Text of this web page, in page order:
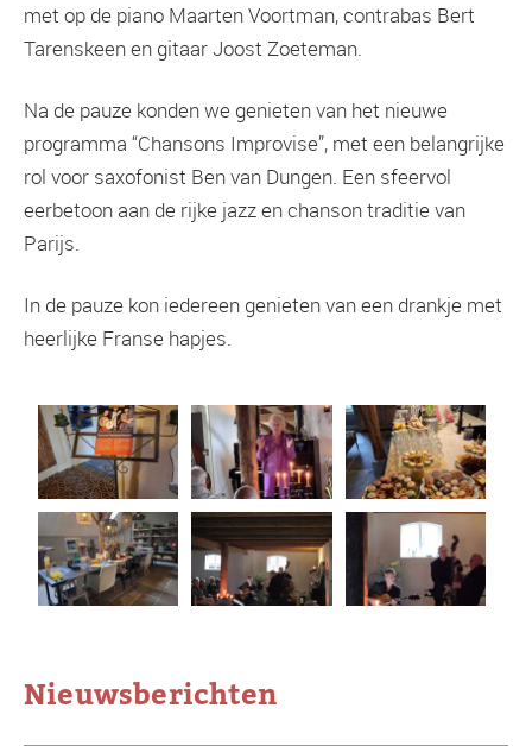
met op de piano Maarten Voortman, contrabas Bert
Tarenskeen en gitaar Joost Zoeteman.
Na de pauze konden we genieten van het nieuwe
programma “Chansons Improvise”, met een belangrijke
rol voor saxofonist Ben van Dungen. Een sfeervol
eerbetoon aan de rijke jazz en chanson traditie van
Parijs.
In de pauze kon iedereen genieten van een drankje met
heerlijke Franse hapjes.
Nieuwsberichten